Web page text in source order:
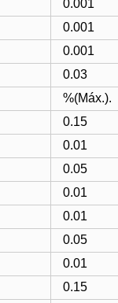
0.001
0.001
0.001
0.03
%(Máx.).
0.15
0.01
0.05
0.01
0.01
0.05
0.01
0.15